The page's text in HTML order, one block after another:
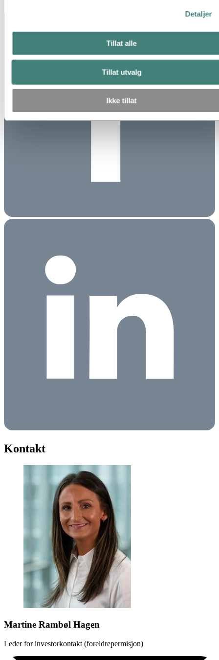
Detaljer
Tillat alle
Tillat utvalg
Ikke tillat
Kontakt
Martine Rambøl Hagen
Leder for investorkontakt (foreldrepermisjon)